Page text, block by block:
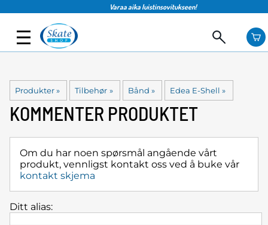
Varaa aika luistinsovitukseen!
Produkter‪» Tilbehør ‪» Bånd ‪» Edea E-Shell ‪»
KOMMENTER PRODUKTET
Om du har noen spørsmål angående vårt
produkt, vennligst kontakt oss ved å buke vår
kontakt skjema
Ditt alias: